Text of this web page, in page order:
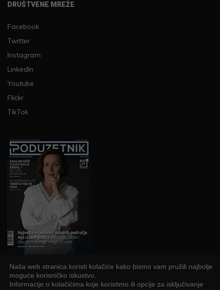
DRUŠTVENE MREŽE
Facebook
Twitter
Instagram
LinkedIn
Youtube
Flickr
TikTok
PRETPLATI SE
Naša web stranica koristi kolačiće kako bismo vam pružili najbolje
moguće korisničko iskustvo.
Informacije o kolačićima koje koristimo ili opcije za isključivanje